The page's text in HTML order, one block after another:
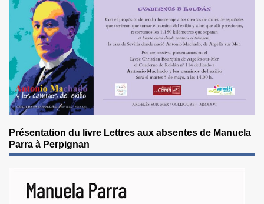
Présentation du livre Lettres aux absentes de Manuela
Parra à Perpignan